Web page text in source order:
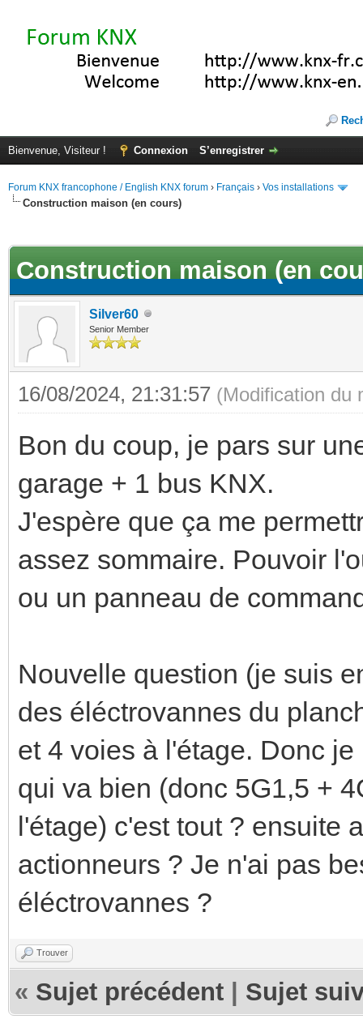
Bienvenue, Visiteur ! Connexion S’enregistrer
Forum KNX francophone / English KNX forum › Français › Vos installations
Construction maison (en cours)
Construction maison (en
Silver60
Senior Member
16/08/2024, 21:31:57 (Modification du
Bon du coup, je pars sur
garage + 1 bus KNX.
J'espère que ça me
assez sommaire. Pouvoir
ou un panneau de
Nouvelle question (je suis
des éléctrovannes du
et 4 voies à l'étage. Donc
qui va bien (donc 5G1,5 +
l'étage) c'est tout ? ensuite
actionneurs ? Je n'ai pas
éléctrovannes ?
Trouver
« Sujet précédent Sujet